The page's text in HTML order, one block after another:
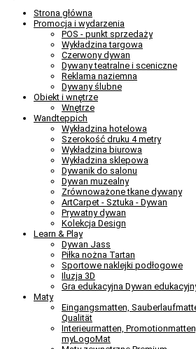
Strona główna
Promocja i wydarzenia
POS - punkt sprzedaży
Wykładzina targowa
Czerwony dywan
Dywany teatralne i sceniczne
Reklama naziemna
Dywany ślubne
Obiekt i wnętrze
Wnętrze
Wandteppich
Wykładzina hotelowa
Szerokość druku 4 metry
Wykładzina biurowa
Wykładzina sklepowa
Dywanik do salonu
Dywan muzealny
Zrównoważone tkane dywany
ArtCarpet - Sztuka - Dywan
Prywatny dywan
Kolekcja Design
Learn & Play
Dywan Jass
Piłka nożna Tartan
Sportowe naklejki podłogowe
Iluzja 3D
Gra edukacyjna Dywan
Maty
Eingangsmatten,
Qualität
Interieurmatten,
myLogoMat